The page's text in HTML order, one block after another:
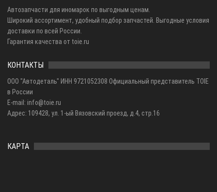
Автозапчасти для иномарок по выгодным ценам.
Широкий ассортимент, удобный подбор запчастей. Выгодные условия
доставки по всей России.
Гарантия качества от toie.ru
КОНТАКТЫ
ООО "Автодеталь" ИНН 9721052308 Официальный представитель TOIE
в России
E-mail: info@toie.ru
Адрес: 109428, ул. 1-ый Вязовский проезд, д.4, стр.16
КАРТА